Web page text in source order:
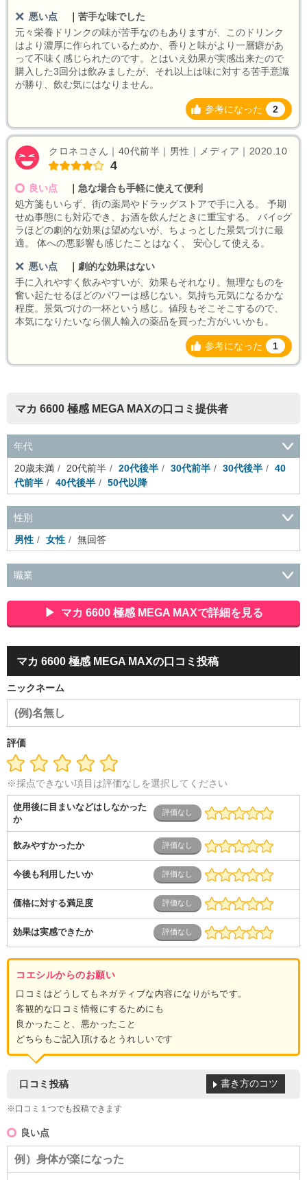
悪い点
苦手な味でした
元々栄養ドリンクの味が苦手なのもありますが、このドリンク
はより濃厚に作られているためか、香りと味がより一層癖があ
って不味く感じられたのです。とはいえ効果が実感出来たので
購入した3回分は飲みましたが、それ以上は味に対する苦手意識
が勝り、飲む気にはなりません。
参考になった 2
クロネコさん｜40代前半｜男性｜メディア｜2020.10
4
良い点
急な場合も手軽に使えて便利
処方箋もいらず、街の薬局やドラッグストアで手に入る。 予期
せぬ事態にも対応でき、お酒を飲んだときに重宝する。 バイ○グ
ラほどの劇的な効果は望めないが、ちょっとした景気づけに最
適。 体への悪影響も感じたことはなく、 安心して使える。
悪い点
劇的な効果はない
手に入れやすく飲みやすいが、効果もそれなり。無理なものを
奮い起たせるほどのパワーは感じない。気持ち元気になるかな
程度。景気づけの一杯という感じ。値段もそこそこするので、
本気になりたいなら個人輸入の薬品を買った方がいいかも。
参考になった 1
マカ 6600 極感 MEGA MAXの口コミ提供者
年代
20歳未満
20代前半 20代後半 30代前半 30代後半
40
代前半
40代後半 50代以降
性別
男性
女性 無回答
職業
ポーツ関連
広告・マスコミ
接客・小売・流通・外食・食
品
アミューズメント・エンターテイメント・ゲーム関連
美
ダル・葬祭
メディア職
クリエイティブ・デザイン・映像・
音響
芸能・イベント・コンパニオン
ITエンジニア（システ
ム開発・SE・インフラ）
導体・制御）
警備・交通・建築・土木技術職
医療・福祉・
介護
その他
ス
士業・コンサルティング 金融・商社
不動産・保険・サ
ービス
専業主婦（夫）
営業
マカ 6600 極感 MEGA MAXで詳細を見る
マカ 6600 極感 MEGA MAXの口コミ投稿
ニックネーム
評価
※採点できない項目は評価なしを選択してください
使用後に目まいなどはしなかった
か
飲みやすかったか
今後も利用したいか
価格に対する満足度
効果は実感できたか
コエシルからのお願い
口コミはどうしてもネガティブな内容になりがちです。
客観的な口コミ情報にするためにも
良かったこと、悪かったこと
どちらもご記入頂けるとうれしいです
口コミ投稿
※口コミ１つでも投稿できます
書き方のコツ
良い点